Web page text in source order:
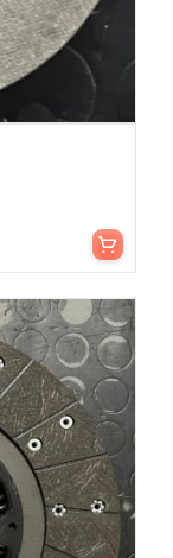
Aggiungi al carrello